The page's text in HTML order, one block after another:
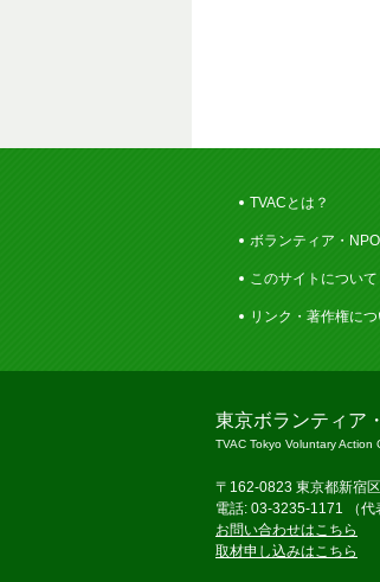
TVACとは？
ボランティア・
このサイトについて
リンク・著作権につ
東京ボランティア
TVAC Tokyo Voluntary Action
〒162-0823 東京都新宿
電話: 03-3235-1171 （
お問い合わせはこちら
取材申し込みはこちら